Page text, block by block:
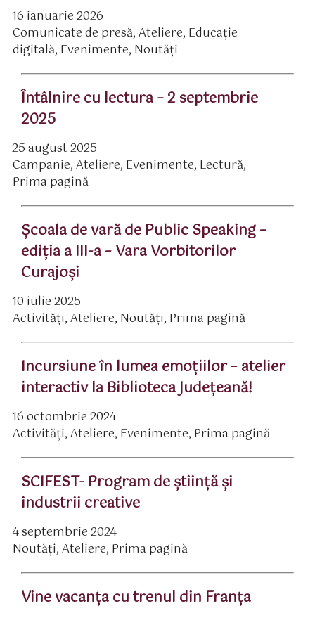
16 ianuarie 2026
Comunicate de presă,Ateliere, Educaţie
digitală, Evenimente, Noutăți
Întâlnire cu lectura – 2 septembrie
2025
25 august 2025
Campanie,Ateliere, Evenimente, Lectură,
Prima pagină
Școala de vară de Public Speaking –
ediția a III-a – Vara Vorbitorilor
Curajoşi
10 iulie 2025
Activităţi,Ateliere, Noutăți, Prima pagină
Incursiune în lumea emoțiilor – atelier
interactiv la Biblioteca Județeană!
16 octombrie 2024
Activităţi,Ateliere, Evenimente, Prima pagină
SCIFEST- Program de știință și
industrii creative
4 septembrie 2024
Noutăți,Ateliere, Prima pagină
Vine vacanța cu trenul din Franța